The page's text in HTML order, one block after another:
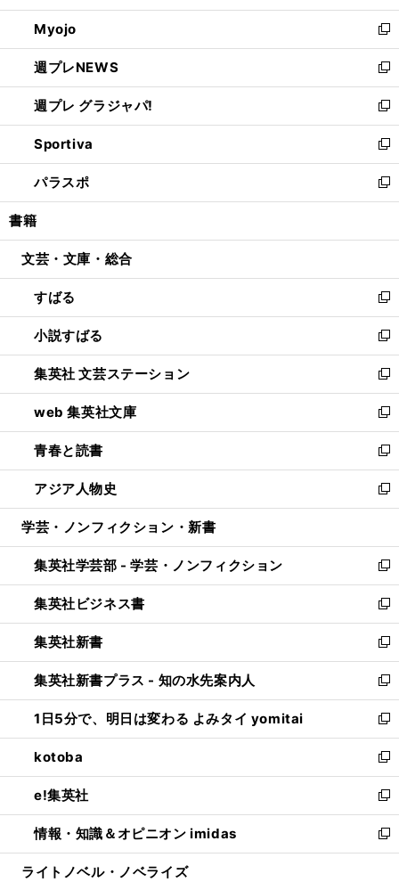
開
く
ウ
で
開
く
ン
ド
ウ
で
開
く
ウ
ィ
ン
ド
ウ
で
開
く
Myojo
新
し
い
ウ
ィ
ン
ド
ウ
で
開
週プレNEWS
新
し
い
ウ
ィ
ン
ド
ウ
開
週プレ グラジャパ!
新
し
い
ウ
ィ
ン
ウ
開
く
Sportiva
新
し
い
ウ
ン
ウ
で
開
く
パラスポ
新
し
ウ
ン
ド
ウ
で
開
く
書籍
文芸・文庫・総合
すばる
新
し
い
ウ
ィ
ン
ド
ウ
で
開
く
小説すばる
新
し
い
ウ
ィ
ン
ド
ウ
で
開
集英社 文芸ステーション
新
し
い
ウ
ィ
ン
ド
ウ
開
く
web 集英社文庫
新
し
い
ウ
ィ
ン
ウ
で
開
く
青春と読書
新
し
い
ウ
ン
ド
ウ
で
開
く
アジア人物史
新
し
ウ
ィ
ン
ド
ウ
で
開
く
学芸・ノンフィクション・新書
集英社学芸部 - 学芸・ノンフィクション
新
し
い
ウ
ィ
ン
ド
ウ
で
開
く
集英社ビジネス書
新
し
い
ウ
ィ
ン
ド
ウ
で
開
く
集英社新書
新
し
い
ウ
ィ
ン
ド
ウ
で
開
く
集英社新書プラス - 知の水先案内人
新
し
い
ウ
ィ
ン
ド
ウ
で
開
1日5分で、明日は変わる よみタイ yomitai
新
し
い
ウ
ィ
ン
ド
ウ
kotoba
新
し
い
ウ
ィ
ン
e!集英社
新
し
い
ウ
情報・知識＆オピニオン imidas
新
し
ライトノベル・ノベライズ